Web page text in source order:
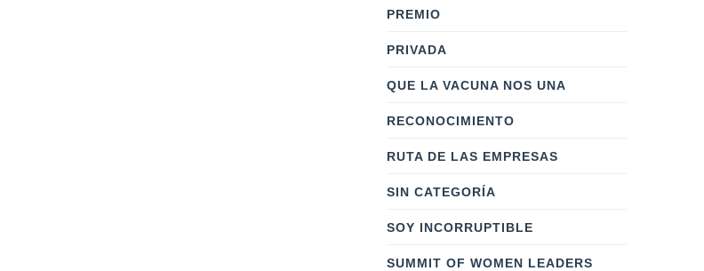
PREMIO
PRIVADA
QUE LA VACUNA NOS UNA
RECONOCIMIENTO
RUTA DE LAS EMPRESAS
SIN CATEGORÍA
SOY INCORRUPTIBLE
SUMMIT OF WOMEN LEADERS